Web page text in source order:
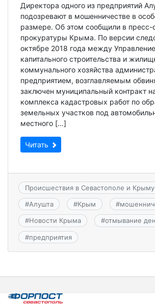
Директора одного из предприятий
подозревают в мошенничестве в
размере. Об этом сообщили в пресс-
прокуратуры Крыма. По версии
октябре 2018 года между
капитального строительства и
коммунального хозяйства
предприятием, возглавляемым
заключен муниципальный контракт
комплекса кадастровых работ по
земельных участков под
местного […]
Читать
Происшествия в Севастополе и Крыму
#Алушта #Крым #
#Новости Крыма #отмывание
#предприятия